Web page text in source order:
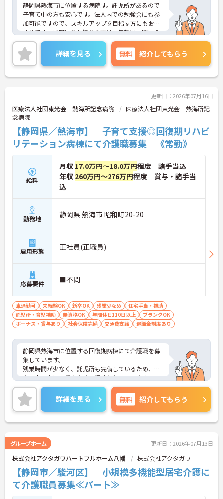
静岡県熱海市に位置する病院す。託児所があるので
子育て中の方も安心です。法人内での勉強会にも参
加可能ですので、スキルアップを目指す方にもおす
すめです。ご興味をお持ちの方はお気軽にお問い合
わせください。
詳細を見る 無料 紹介してもらう
更新日：2026年07月16日
医療法人社団東光会 熱海所記念病院
医療法人社団東光会 熱海所記
念病院
【静岡県／熱海市】 子育て支援◎回復期リハビ
リテーション病棟にて介護職募集 《常勤》
給料
月収 17.0万円～18.0万円程度 諸手当込
年収 260万円～276万円程度 賞与・諸手当
込
勤務地 静岡県 熱海市 昭和町20-20
雇用形態 正社員(正職員)
応募要件 ■不問
車通勤可 未経験OK 新卒OK 残業少なめ
住宅手当・補助
託児所・育児補助
無資格OK 年間休日110日以上
ブランクOK
ボーナス・賞与あり
社会保険完備 交通費支給 退職金制度あり
静岡県熱海市に位置する回復期病棟にて介護職を募
集しています。
残業時間が少なく、託児所も完備しているため、子
育て中の方にも働きやすい環境となっています。
ご興味ある方には、面接対策ポイントなど、さらに
詳細をお話しいたしますのでお気軽にご相談くださ
い。
詳細を見る 無料 紹介してもらう
グループホーム 更新日：2026年07月13日
株式会社アクタガワハートフルホーム八幡 株式会社アクタガワ
【静岡市／駿河区】 小規模多機能型居宅介護に
て介護職員募集≪パート≫